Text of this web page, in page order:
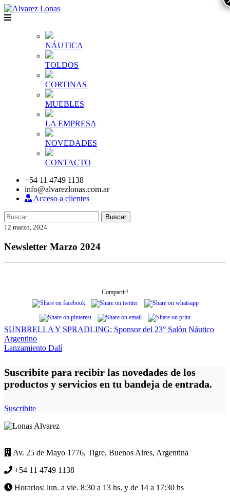
NÁUTICA
TOLDOS
CORTINAS
MUEBLES
LA EMPRESA
NOVEDADES
CONTACTO
+54 11 4749 1138
info@alvarezlonas.com.ar
Acceso a clientes
Buscar:
12 marzo, 2024
Newsletter Marzo 2024
Compartir!
Navegación
de
SUNBRELLA Y SPRADLING: Sponsor del 23° Salón Náutico
Argentino
Lanzamiento Dalí
Suscribite para recibir las novedades de los
productos y servicios en tu bandeja de entrada.
Suscribite
Av. 25 de Mayo 1776, Tigre, Buenos Aires, Argentina
+54 11 4749 1138
Horarios: lun. a vie. 8:30 a 13 hs. y de 14 a 17:30 hs